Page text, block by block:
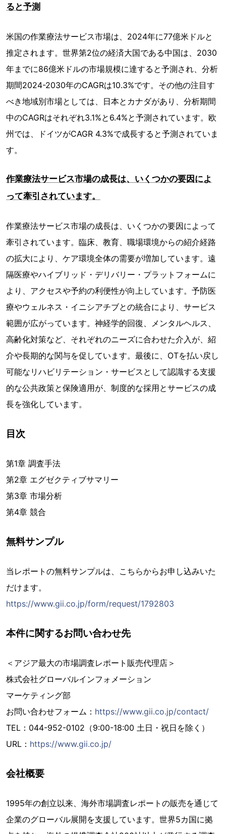
ると予測
米国の作業療法サービス市場は、2024年に77億米ドルと
推定されます。世界第2位の経済大国である中国は、2030
年までに86億米ドルの市場規模に達すると予測され、分析
期間2024-2030年のCAGRは10.3%です。その他の注目す
べき地域別市場としては、日本とカナダがあり、分析期間
中のCAGRはそれぞれ3.1%と6.4%と予測されています。欧
州では、ドイツがCAGR 4.3%で成長すると予測されていま
す。
作業療法サービス市場の成長は、いくつかの要因によ
って牽引されています。
作業療法サービス市場の成長は、いくつかの要因によって
牽引されています。臨床、教育、職場環境からの紹介経路
の拡大により、ケア環境全体の需要が増加しています。遠
隔医療やハイブリッド・デリバリー・プラットフォームに
より、アクセスや予約の利便性が向上しています。予防医
療やウェルネス・イニシアチブとの統合により、サービス
範囲が広がっています。神経学的回復、メンタルヘルス、
高齢化対策など、それぞれのニーズに合わせた介入が、紹
介や長期的な関与を促しています。最後に、OTを払い戻し
可能なリハビリテーション・サービスとして認識する支援
的な公共政策と保険適用が、制度的な採用とサービスの成
長を強化しています。
目次
第1章 調査手法
第2章 エグゼクティブサマリー
第3章 市場分析
第4章 競合
無料サンプル
当レポートの無料サンプルは、こちらからお申し込みいた
だけます。
https://www.gii.co.jp/form/request/1792803
本件に関するお問い合わせ先
＜アジア最大の市場調査レポート販売代理店＞
株式会社グローバルインフォメーション
マーケティング部
お問い合わせフォーム： https://www.gii.co.jp/contact/
TEL：044-952-0102（9:00-18:00 土日・祝日を除く）
URL： https://www.gii.co.jp/
会社概要
1995年の創立以来、海外市場調査レポートの販売を通じて
企業のグローバル展開を支援しています。世界5カ国に拠